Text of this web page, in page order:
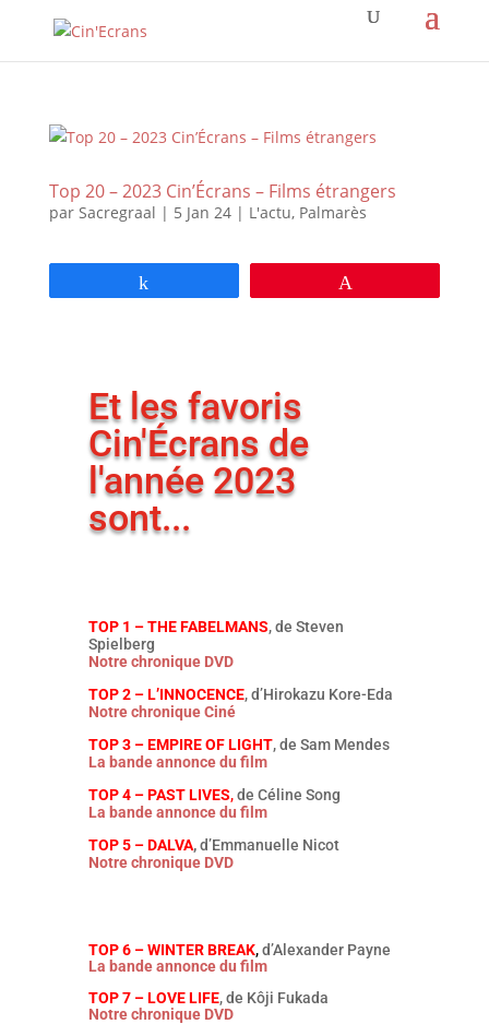
Top 20 – 2023 Cin’Écrans – Films étrangers
par Sacregraal | 5 Jan 24| L'actu, Palmarès
Et les favoris
Cin'Écrans de
l'année 2023
sont...
TOP 1 – THE FABELMANS, de Steven
Spielberg
Notre chronique DVD
TOP 2 – L’INNOCENCE, d’Hirokazu Kore-Eda
Notre chronique Ciné
TOP 3 – EMPIRE OF LIGHT, de Sam Mendes
La bande annonce du film
TOP 4 – PAST LIVES,de Céline Song
La bande annonce du film
TOP 5 – DALVA,d’Emmanuelle Nicot
Notre chronique DVD
TOP 6 – WINTER BREAK,d’Alexander Payne
La bande annonce du film
TOP 7 – LOVE LIFE, de Kôji Fukada
Notre chronique DVD